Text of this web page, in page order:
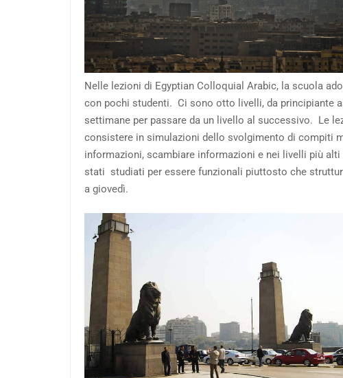
Nelle lezioni di Egyptian Colloquial Arabic, la scuola
con pochi studenti. Ci sono otto livelli, da principiante
settimane per passare da un livello al successivo. Le
consistere in simulazioni dello svolgimento di compiti
informazioni, scambiare informazioni e nei livelli più
stati studiati per essere funzionali piuttosto che
a giovedì.